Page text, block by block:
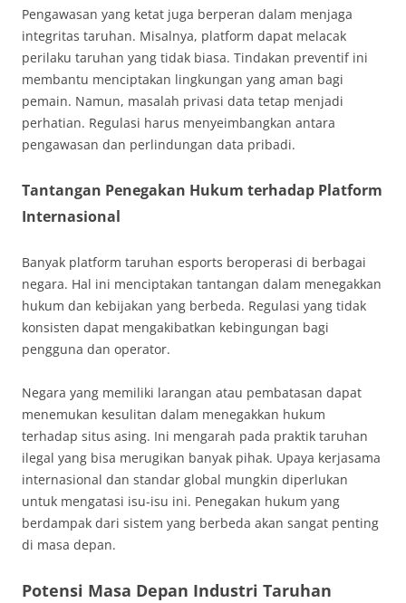
Pengawasan yang ketat juga berperan dalam menjaga
integritas taruhan. Misalnya, platform dapat melacak
perilaku taruhan yang tidak biasa. Tindakan preventif ini
membantu menciptakan lingkungan yang aman bagi
pemain. Namun, masalah privasi data tetap menjadi
perhatian. Regulasi harus menyeimbangkan antara
pengawasan dan perlindungan data pribadi.
Tantangan Penegakan Hukum terhadap Platform
Internasional
Banyak platform taruhan esports beroperasi di berbagai
negara. Hal ini menciptakan tantangan dalam menegakkan
hukum dan kebijakan yang berbeda. Regulasi yang tidak
konsisten dapat mengakibatkan kebingungan bagi
pengguna dan operator.
Negara yang memiliki larangan atau pembatasan dapat
menemukan kesulitan dalam menegakkan hukum
terhadap situs asing. Ini mengarah pada praktik taruhan
ilegal yang bisa merugikan banyak pihak. Upaya kerjasama
internasional dan standar global mungkin diperlukan
untuk mengatasi isu-isu ini. Penegakan hukum yang
berdampak dari sistem yang berbeda akan sangat penting
di masa depan.
Potensi Masa Depan Industri Taruhan